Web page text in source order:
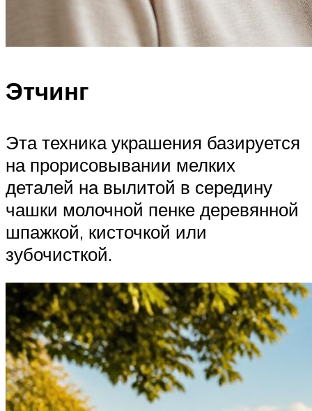
Этчинг
Эта техника украшения базируется
на прорисовывании мелких
деталей на вылитой в середину
чашки молочной пенке деревянной
шпажкой, кисточкой или
зубочисткой.